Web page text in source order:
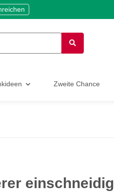
Zweite Chance
einschneidig